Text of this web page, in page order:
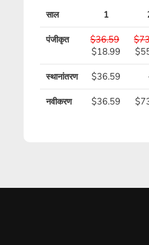
साल 1
पंजीकृत
$36.59
$18.99
स्थानांतरण $36.59
नवीकरण $36.59